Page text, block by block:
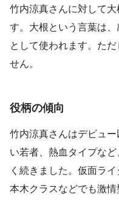
竹内涼真さんに対して
す。大根という言葉は
として使われます。た
せん。
役柄の傾向
竹内涼真さんはデビュ
い若者、熱血タイプな
く続きました。仮面ラ
本木クラスなどでも激情